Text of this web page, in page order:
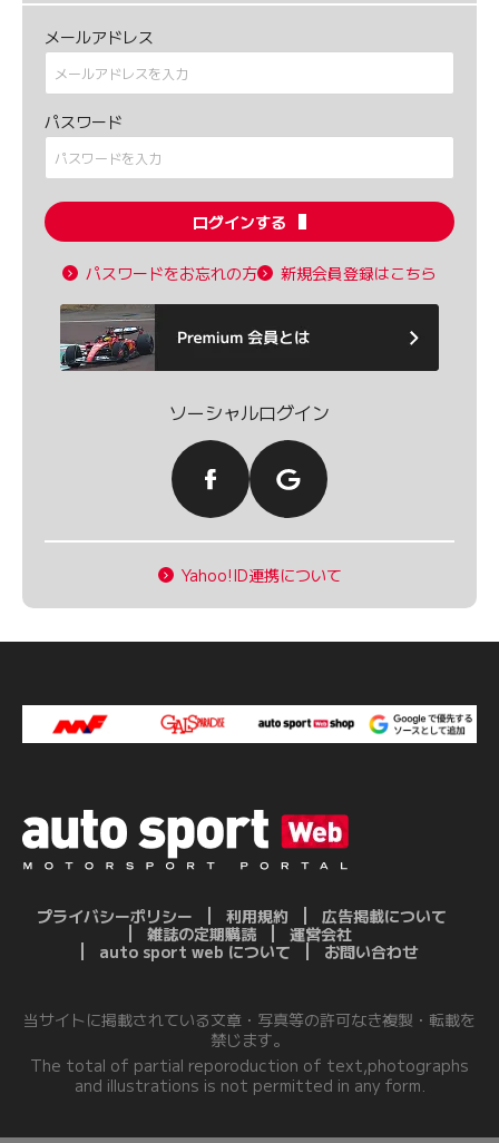
メールアドレス
パスワード
ログインする
パスワードをお忘れの方 新規会員登録はこちら
ソーシャルログイン
Yahoo!ID連携について
プライバシーポリシー 利用規約
広告掲載について
雑誌の定期購読
運営会社
auto sport web について
お問い合わせ
当サイトに掲載されている文章・写真等の許可なき複製・転載を
禁じます。
The total of partial reporoduction of text,photographs
and illustrations is not permitted in any form.